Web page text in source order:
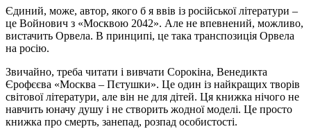
Єдиний, може, автор, якого б я ввів із російської літератури –
це Войнович з «Москвою 2042». Але не впевнений, можливо,
вистачить Орвела. В принципі, це така транспозиція Орвела
на росію.
Звичайно, треба читати і вивчати Сорокіна, Венедикта
Єрофєєва «Москва – Пєтушки». Це один із найкращих творів
світової літератури, але він не для дітей. Ця книжка нічого не
навчить юначу душу і не створить жодної моделі. Це просто
книжка про смерть, занепад, розпад особистості.